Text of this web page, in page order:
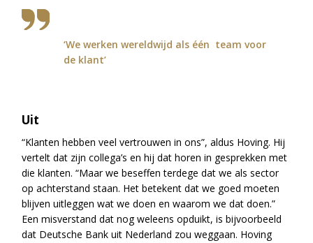
‘We werken wereldwijd als één team voor
de klant’
Uit
“Klanten hebben veel vertrouwen in ons”, aldus Hoving. Hij
vertelt dat zijn collega’s en hij dat horen in gesprekken met
die klanten. “Maar we beseffen terdege dat we als sector
op achterstand staan. Het betekent dat we goed moeten
blijven uitleggen wat we doen en waarom we dat doen.”
Een misverstand dat nog weleens opduikt, is bijvoorbeeld
dat Deutsche Bank uit Nederland zou weggaan. Hoving